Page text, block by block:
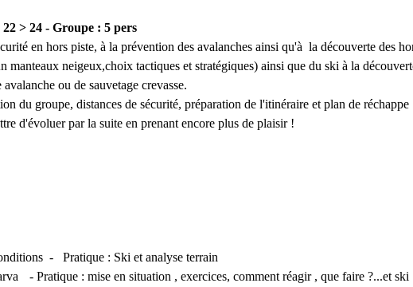
> 24 - Groupe : 5 pers
en hors piste, à la prévention des avalanches ainsi qu'à la découverte des
manteaux neigeux,choix tactiques et stratégiques) ainsi que du ski à la
ou de sauvetage crevasse.
du groupe, distances de sécurité, préparation de l'itinéraire et plan de réchappe
d'évoluer par la suite en prenant encore plus de plaisir !
- Pratique : Ski et analyse terrain
- Pratique : mise en situation , exercices, comment réagir , que faire ?...et ski